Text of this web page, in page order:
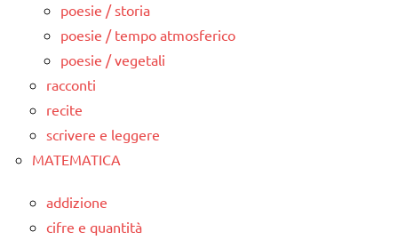
poesie / storia
poesie / tempo atmosferico
poesie / vegetali
racconti
recite
scrivere e leggere
MATEMATICA
addizione
cifre e quantità